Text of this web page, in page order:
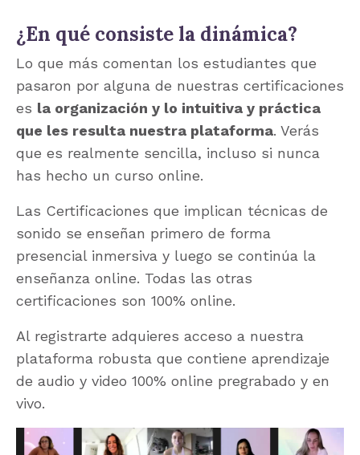
¿En qué consiste la dinámica?
Lo que más comentan los estudiantes que
pasaron por alguna de nuestras certificaciones
es la organización y lo intuitiva y práctica
que les resulta nuestra plataforma. Verás
que es realmente sencilla, incluso si nunca
has hecho un curso online.
Las Certificaciones que implican técnicas de
sonido se enseñan primero de forma
presencial inmersiva y luego se continúa la
enseñanza online. Todas las otras
certificaciones son 100% online.
Al registrarte adquieres acceso a nuestra
plataforma robusta que contiene aprendizaje
de audio y video 100% online pregrabado y en
vivo.